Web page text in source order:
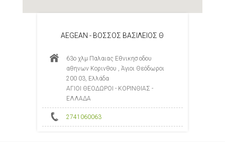
AEGEAN - ΒΟΣΣΟΣ ΒΑΣΙΛΕΙΟΣ Θ
63ο χλμ Παλαιας Εθνικησ οδου
αθηνων Κορινθου , Άγιοι Θεόδωροι
200 03, Ελλάδα
ΑΓΙΟΙ ΘΕΟΔΩΡΟΙ - ΚΟΡΙΝΘΙΑΣ -
ΕΛΛΑΔΑ
2741060063